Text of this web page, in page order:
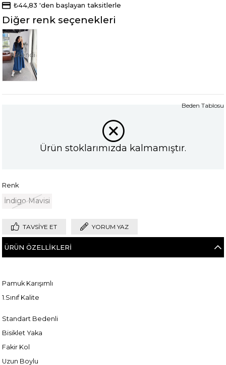
₺44,83 'den başlayan taksitlerle
Diğer renk seçenekleri
Tükendi
Ürün stoklarımızda kalmamıştır.
Renk
İndigo Mavisi
Beden Tablosu
TAVSIYE ET YORUM YAZ
ÜRÜN ÖZELLIKLERI
Pamuk Karışımlı
1.Sınıf Kalite
Standart Bedenli
Bisiklet Yaka
Fakir Kol
Uzun Boylu